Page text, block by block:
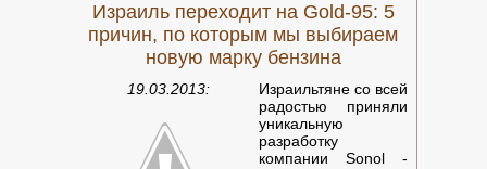
автомобиля - мощность двигателя, размер
багажника, количество посадочных мест, тип
топлива.
Израильские доски объявлений
обычно позволяют вести поиск по этим
параметрам. Если результаты поиска
оказались пусты - следует поступиться
некоторыми излишествами либо увеличить
Израиль переходит на Gold-95: 5
причин, по которым мы выбираем
новую марку бензина
19.03.2013:
Израильтяне со всей
радостью приняли
уникальную
разработку
компании Sonol -